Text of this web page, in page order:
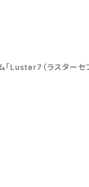
Luster7（ラスターセ